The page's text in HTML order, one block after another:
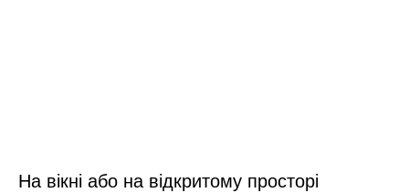
На вікні або на відкритому просторі